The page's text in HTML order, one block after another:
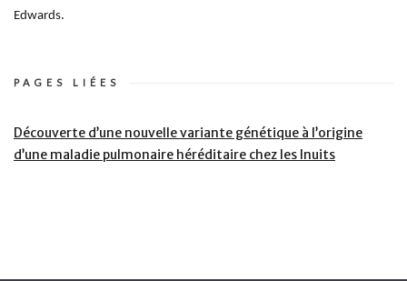
Edwards.
PAGES LIÉES
Découverte d’une nouvelle variante génétique à l’origine
d’une maladie pulmonaire héréditaire chez les Inuits